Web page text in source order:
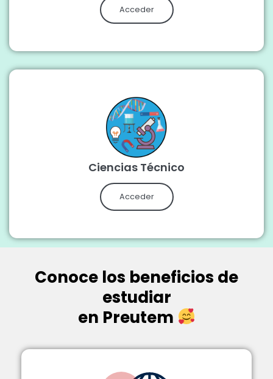
Acceder
Ciencias Técnico
Acceder
Conoce los beneficios de
estudiar
en Preutem